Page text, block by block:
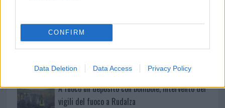
CONFIRM
Data Deletion Data Access Privacy Policy
Incendio nella notte a Olbia, a fuoco due furgoni
A fuoco un deposito con bombole, intervento dei
vigili del fuoco a Rudalza